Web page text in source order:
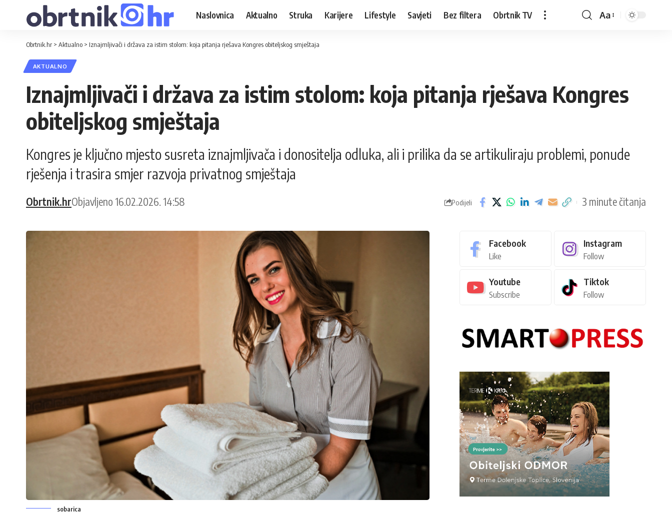
Naslovnica Aktualno Struka Karijere Lifestyle Savjeti Bez filtera Obrtnik TV Aa
Obrtnik.hr > Aktualno > Iznajmljivači i država za istim stolom: koja pitanja rješava Kongres obiteljskog smještaja
AKTUALNO
Iznajmljivači i država za istim stolom: koja pitanja rješava Kongres
obiteljskog smještaja
Kongres je ključno mjesto susreta iznajmljivača i donositelja odluka, ali i prilika da se artikuliraju problemi, ponude
rješenja i trasira smjer razvoja privatnog smještaja
Obrtnik.hrObjavljeno 16.02.2026. 14:58 Podijeli 3 minute čitanja
sobarica
Facebook
Like
Instagram
Follow
Youtube
Subscribe
Tiktok
Follow